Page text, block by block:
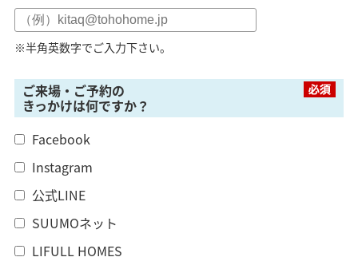
※半角英数字でご入力下さい。
ご来場・ご予約の
きっかけは何ですか？
Facebook
Instagram
公式LINE
SUUMOネット
LIFULL HOMES